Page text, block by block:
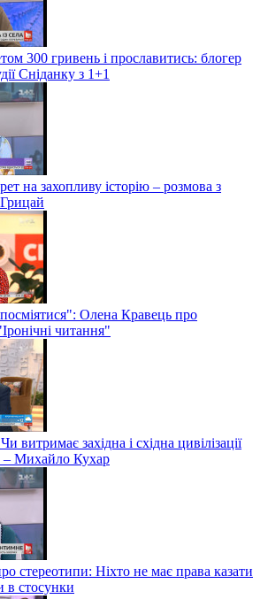
300 гривень і прославитись: блогер
Сніданку з 1+1
на захопливу історію – розмова з
Олена Кравець про
читання"
витримає західна і східна цивілізації
– Михайло Кухар
стереотипи: Ніхто не має права казати
в стосунки